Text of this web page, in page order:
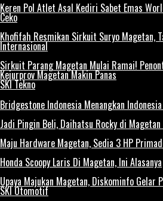
Keren Pol Atlet Asal Kediri Sabet Emas
Ceko
Khofifah Resmikan Sirkuit Suryo Magetan,
Internasional
Sirkuit Parang Magetan Mulai Ramai!
Kejurprov Magetan Makin Panas
SKI Tekno
Bridgestone Indonesia Menangkan
Jadi Pingin Beli, Daihatsu Rocky di Magetan
Maju Hardware Magetan, Sedia 3 HP
Honda Scoopy Laris Di Magetan, Ini Alasanya
Upaya Majukan Magetan, Diskominfo Gelar
SKI Otomotif